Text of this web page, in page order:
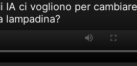
IA ci vogliono per
lampadina?